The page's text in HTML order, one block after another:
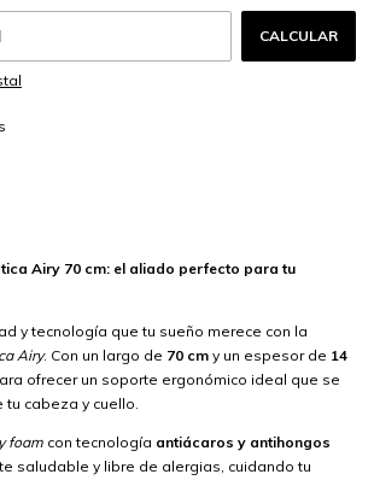
CALCULAR
Airy 70 cm: el aliado perfecto para tu
y tecnología que tu sueño merece con la
Airy. Con un largo de 70 cm y un espesor de 14
ofrecer un soporte ergonómico ideal que se
cabeza y cuello.
foam con tecnología antiácaros y antihongos
saludable y libre de alergias, cuidando tu